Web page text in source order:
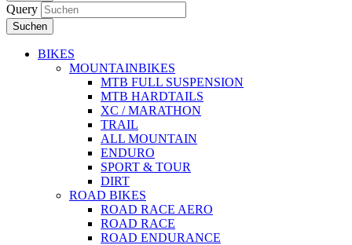
Query
Suchen
BIKES
MOUNTAINBIKES
MTB FULL SUSPENSION
MTB HARDTAILS
XC / MARATHON
TRAIL
ALL MOUNTAIN
ENDURO
SPORT & TOUR
DIRT
ROAD BIKES
ROAD RACE AERO
ROAD RACE
ROAD ENDURANCE